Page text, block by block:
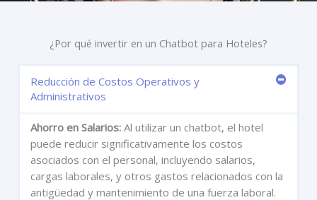
¿Por qué invertir en un Chatbot para Hoteles?
Reducción de Costos Operativos y
Administrativos
Ahorro en Salarios: Al utilizar un chatbot, el hotel
puede reducir significativamente los costos
asociados con el personal, incluyendo salarios,
cargas laborales, y otros gastos relacionados con la
antigüedad y mantenimiento de una fuerza laboral.